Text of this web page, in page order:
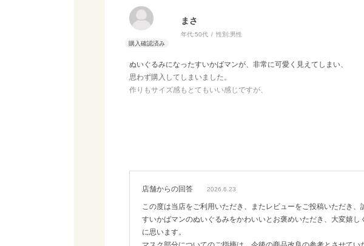
まさ
年代:50代 性別:男性
ぬいぐるみになったすいかばマンが、非常に可愛く見えてしまい、
思わず購入してしまいました。
作りもサイズ感もとてもいい感じですが、
店舗からの回答 2026.6.23
この度は当店をご利用いただき、またレビューをご投稿いただき、
すいかばマンのぬいぐるみをかわいいとお褒めいただき、大変嬉
に思います。